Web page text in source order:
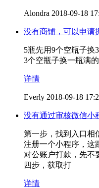
Alondra 2018-09-18
没有商铺，可以申请
5瓶先用9个空瓶子换
3个空瓶子换一瓶满
详情
Everly 2018-09-18
没有通过审核微信小
第一步，找到入口相
注册一个小程序，这
对公账户打款，先不
四步，获取打
详情